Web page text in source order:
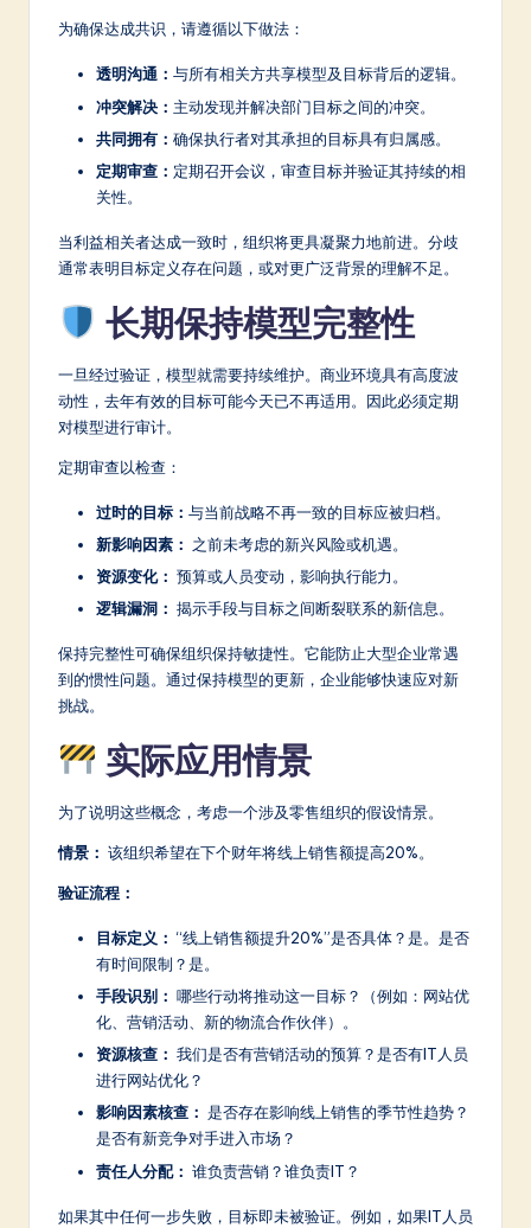
为确保达成共识，请遵循以下做法：
透明沟通： 与所有相关方共享模型及目标背后的逻辑。
冲突解决： 主动发现并解决部门目标之间的冲突。
共同拥有： 确保执行者对其承担的目标具有归属感。
定期审查： 定期召开会议，审查目标并验证其持续的相
关性。
当利益相关者达成一致时，组织将更具凝聚力地前进。分歧
通常表明目标定义存在问题，或对更广泛背景的理解不足。
长期保持模型完整性
一旦经过验证，模型就需要持续维护。商业环境具有高度波
动性，去年有效的目标可能今天已不再适用。因此必须定期
对模型进行审计。
定期审查以检查：
过时的目标： 与当前战略不再一致的目标应被归档。
新影响因素： 之前未考虑的新兴风险或机遇。
资源变化： 预算或人员变动，影响执行能力。
逻辑漏洞： 揭示手段与目标之间断裂联系的新信息。
保持完整性可确保组织保持敏捷性。它能防止大型企业常遇
到的惯性问题。通过保持模型的更新，企业能够快速应对新
挑战。
实际应用情景
为了说明这些概念，考虑一个涉及零售组织的假设情景。
情景： 该组织希望在下个财年将线上销售额提高20%。
验证流程：
目标定义： “线上销售额提升20%”是否具体？是。是否
有时间限制？是。
手段识别： 哪些行动将推动这一目标？（例如：网站优
化、营销活动、新的物流合作伙伴）。
资源核查： 我们是否有营销活动的预算？是否有IT人员
进行网站优化？
影响因素核查： 是否存在影响线上销售的季节性趋势？
是否有新竞争对手进入市场？
责任人分配： 谁负责营销？谁负责IT？
如果其中任何一步失败，目标即未被验证。例如，如果IT人员